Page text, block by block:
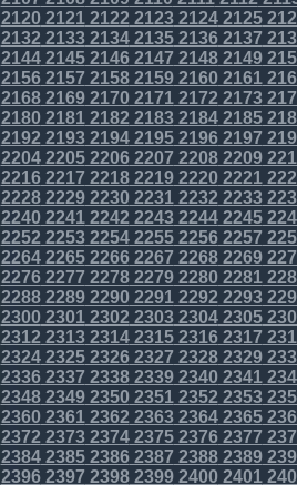
212021212122 212321242125
2132 21332134213521362137
2144214521462147 21482149
21562157 2158215921602161
21682169217021712172 2173
218021812182 218321842185
2192 21932194219521962197
2204220522062207 22082209
22162217 2218221922202221
22282229223022312232 2233
224022412242 224322442245
2252 22532254225522562257
2264226522662267 22682269
22762277 2278227922802281
22882289229022912292 2293
230023012302 230323042305
2312 23132314231523162317
2324232523262327 23282329
23362337 2338233923402341
23482349235023512352 2353
236023612362 236323642365
2372 23732374237523762377
2384238523862387 23882389
23962397 2398239924002401